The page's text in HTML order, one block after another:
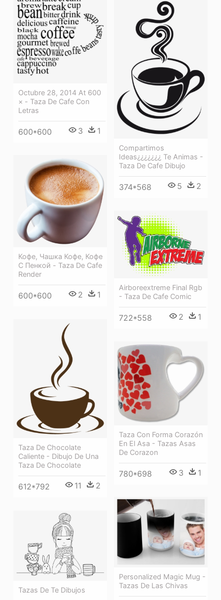
Octubre 28, 2014 At 600
× - Taza De Cafe Con
Letras
600*600 3 1
Compartimos
Ideas¿¿¿¿¿¿¿ Te Animas -
Taza De Cafe Dibujo
374*568 5 2
Кофе, Чашка Кофе, Кофе
С Пенкой - Taza De Cafe
Render
600*600 2 1
Airboreextreme Final Rgb
- Taza De Cafe Comic
722*558 2 1
Taza De Chocolate
Caliente - Dibujo De Una
Taza De Chocolate
612*792 11 2
Taza Con Forma Corazón
En El Asa - Tazas Asas
De Corazon
780*698 3 1
Personalized Magic Mug -
Tazas De Las Chivas
Tazas De Te Dibujos